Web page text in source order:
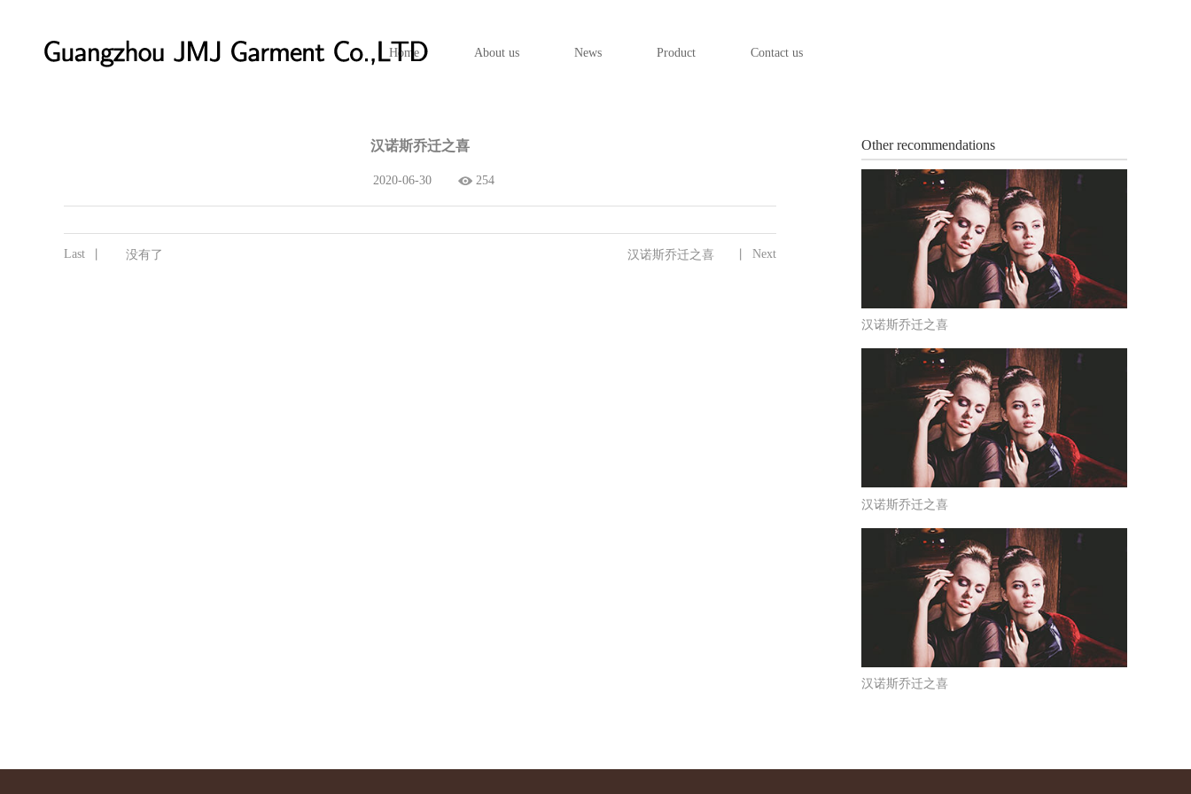
Home About us News Product Contact us
汉诺斯乔迁之喜
2020-06-30 254
Last 没有了 Next
汉诺斯乔迁之喜
Other recommendations
汉诺斯乔迁之喜
汉诺斯乔迁之喜
汉诺斯乔迁之喜